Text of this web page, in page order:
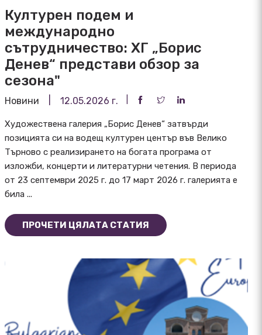
Културен подем и
международно
сътрудничество: ХГ „Борис
Денев“ представи обзор за
сезона"
Новини 12.05.2026 г.
Художествена галерия „Борис Денев“ затвърди
позицията си на водещ културен център във Велико
Търново с реализирането на богата програма от
изложби, концерти и литературни четения. В периода
от 23 септември 2025 г. до 17 март 2026 г. галерията е
била ...
ПРОЧЕТИ ЦЯЛАТА СТАТИЯ